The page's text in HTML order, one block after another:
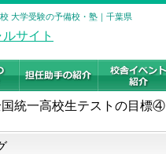
大学受験の予備校・塾｜千葉県
統一高校生テストの目標④